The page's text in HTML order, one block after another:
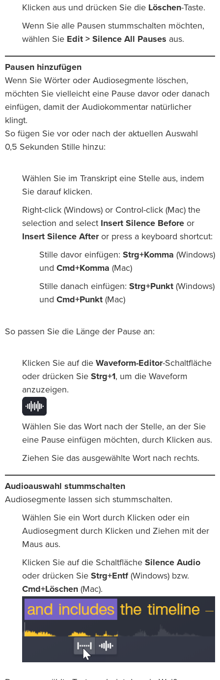
Klicken aus und drücken Sie die Löschen-Taste.
Wenn Sie alle Pausen stummschalten möchten,
wählen Sie Edit > Silence All Pauses aus.
Pausen hinzufügen
Wenn Sie Wörter oder Audiosegmente löschen,
möchten Sie vielleicht eine Pause davor oder danach
einfügen, damit der Audiokommentar natürlicher
klingt.
So fügen Sie vor oder nach der aktuellen Auswahl
0,5 Sekunden Stille hinzu:
Wählen Sie im Transkript eine Stelle aus, indem
Sie darauf klicken.
Right-click (Windows) or Control-click (Mac) the
selection and select
Insert Silence Before or
Insert Silence Afteror press a keyboard shortcut:
Stille davor einfügen: Strg+Komma (Windows)
und Cmd+Komma (Mac)
Stille danach einfügen: Strg+Punkt (Windows)
und Cmd+Punkt (Mac)
So passen Sie die Länge der Pause an:
Klicken Sie auf die Waveform-Editor-Schaltfläche
oder drücken Sie Strg+1 , um die Waveform
anzuzeigen.
Wählen Sie das Wort nach der Stelle, an der Sie
eine Pause einfügen möchten, durch Klicken aus.
Ziehen Sie das ausgewählte Wort nach rechts.
Audioauswahl stummschalten
Audiosegmente lassen sich stummschalten.
Wählen Sie ein Wort durch Klicken oder ein
Audiosegment durch Klicken und Ziehen mit der
Maus aus.
Klicken Sie auf die Schaltfläche Silence Audio
oder drücken Sie Strg+Entf (Windows) bzw.
Cmd+Löschen (Mac).